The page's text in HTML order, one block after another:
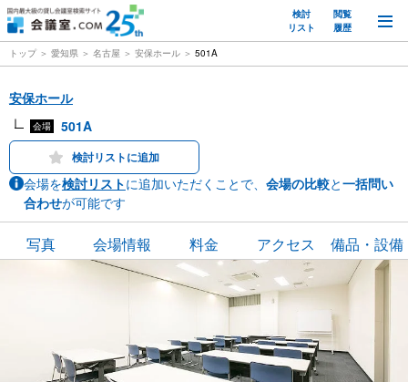
検討
リスト
閲覧
履歴
トップ 愛知県 名古屋 安保ホール 501A
安保ホール
会場 501A
検討リストに追加
会場を検討リストに追加いただくことで、 会場の比較と一括問い
合わせが可能です
写真 会場情報 料金 アクセス 備品・設備